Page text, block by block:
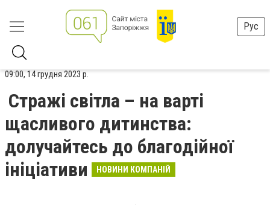
Рус
09:00, 14 грудня 2023 р.
Стражі світла – на варті
щасливого дитинства:
долучайтесь до благодійної
ініціативи
НОВИНИ КОМПАНІЙ